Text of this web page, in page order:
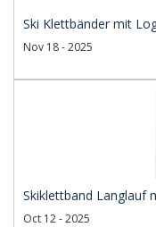
Ski Klettbänder mit
Nov 18 - 2025
Skiklettband Langlauf
Oct 12 - 2025